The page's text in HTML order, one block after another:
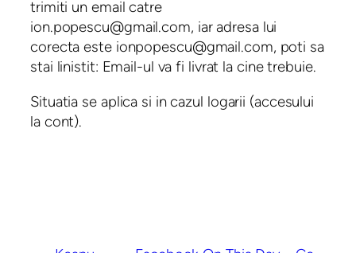
trimiti un email catre
ion.popescu@gmail.com, iar adresa lui
corecta este ionpopescu@gmail.com, poti sa
stai linistit: Email-ul va fi livrat la cine trebuie.
Situatia se aplica si in cazul logarii (accesului
la cont).